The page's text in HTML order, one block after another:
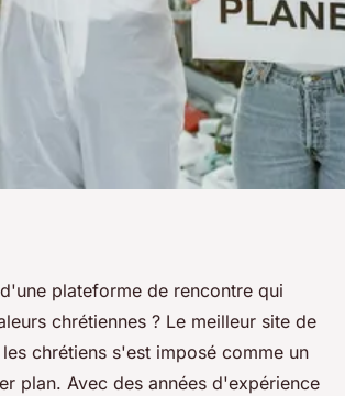
le meilleur site de
pour les chrétiens
2024 4 min de lecture
plateforme de rencontre qui
chrétiennes ? Le meilleur site de
chrétiens s'est imposé comme un
plan. Avec des années d'expérience